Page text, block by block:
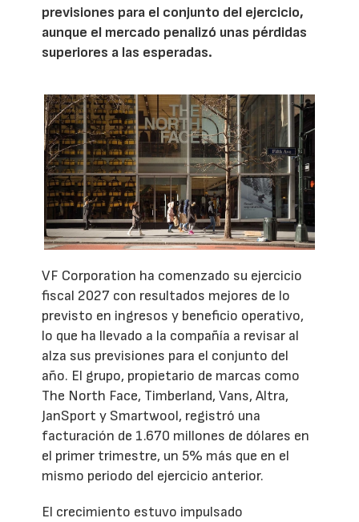
previsiones para el conjunto del ejercicio,
aunque el mercado penalizó unas pérdidas
superiores a las esperadas.
VF Corporation ha comenzado su ejercicio
fiscal 2027 con resultados mejores de lo
previsto en ingresos y beneficio operativo,
lo que ha llevado a la compañía a revisar al
alza sus previsiones para el conjunto del
año. El grupo, propietario de marcas como
The North Face, Timberland, Vans, Altra,
JanSport y Smartwool, registró una
facturación de 1.670 millones de dólares en
el primer trimestre, un 5% más que en el
mismo periodo del ejercicio anterior.
El crecimiento estuvo impulsado